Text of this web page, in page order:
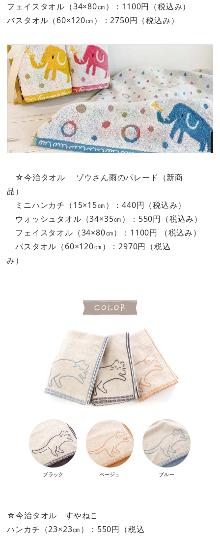
フェイスタオル（34×80㎝）：1100円（税込み）
バスタオル（60×120㎝）：2750円（税込み）
☆今治タオル ゾウさん雨のパレード（新商
品）
ミニハンカチ（15×15㎝）：440円（税込み）
ウォッシュタオル（34×35㎝）：550円（税込み）
フェイスタオル（34×80㎝）：1100円 （税込み）
バスタオル（60×120㎝）：2970円（税込
み）
☆今治タオル すやねこ
ハンカチ（23×23㎝）：550円（税込